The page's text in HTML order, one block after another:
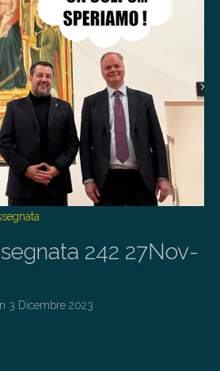
242 27Nov-
3 Dicembre 2023